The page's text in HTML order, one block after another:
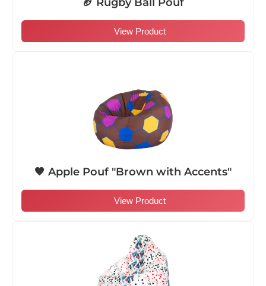
View Product
🤎 Apple Pouf "Brown with Accents"
View Product